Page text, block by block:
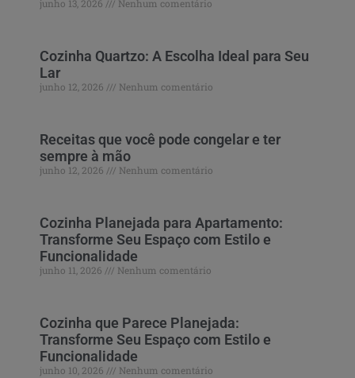
junho 13, 2026 Nenhum comentário
Cozinha Quartzo: A Escolha Ideal para Seu
Lar
junho 12, 2026 Nenhum comentário
Receitas que você pode congelar e ter
sempre à mão
junho 12, 2026 Nenhum comentário
Cozinha Planejada para Apartamento:
Transforme Seu Espaço com Estilo e
Funcionalidade
junho 11, 2026 Nenhum comentário
Cozinha que Parece Planejada:
Transforme Seu Espaço com Estilo e
Funcionalidade
junho 10, 2026 Nenhum comentário